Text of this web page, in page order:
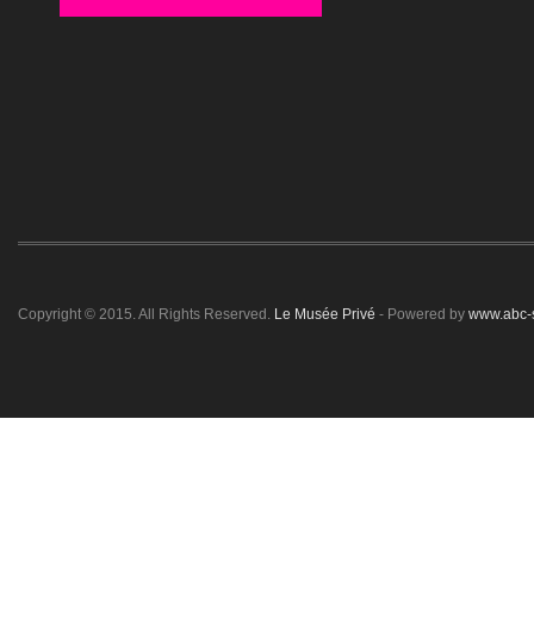
Copyright © 2015. All Rights Reserved. Le Musée Privé - Powered by